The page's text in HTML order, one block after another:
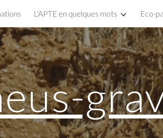
Skip to navigation
L'APTE en quelques mots Eco-